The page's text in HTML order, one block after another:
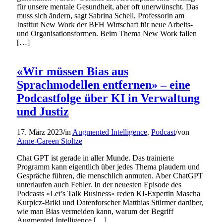
für unsere mentale Gesundheit, aber oft unerwünscht. Das
muss sich ändern, sagt Sabrina Schell, Professorin am
Institut New Work der BFH Wirtschaft für neue Arbeits-
und Organisationsformen. Beim Thema New Work fallen
[…]
«Wir müssen Bias aus
Sprachmodellen entfernen» – eine
Podcastfolge über KI in Verwaltung
und Justiz
17. März 2023/inAugmented Intelligence, Podcast/von
Anne-Careen Stoltze
Chat GPT ist gerade in aller Munde. Das trainierte
Programm kann eigentlich über jedes Thema plaudern und
Gespräche führen, die menschlich anmuten. Aber ChatGPT
unterlaufen auch Fehler. In der neuesten Episode des
Podcasts «Let’s Talk Business» reden KI-Expertin Mascha
Kurpicz-Briki und Datenforscher Matthias Stürmer darüber,
wie man Bias vermeiden kann, warum der Begriff